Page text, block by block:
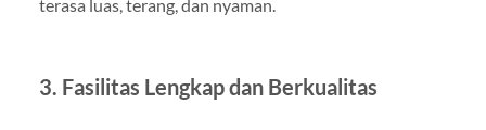
terasa luas, terang, dan nyaman.
3. Fasilitas Lengkap dan Berkualitas